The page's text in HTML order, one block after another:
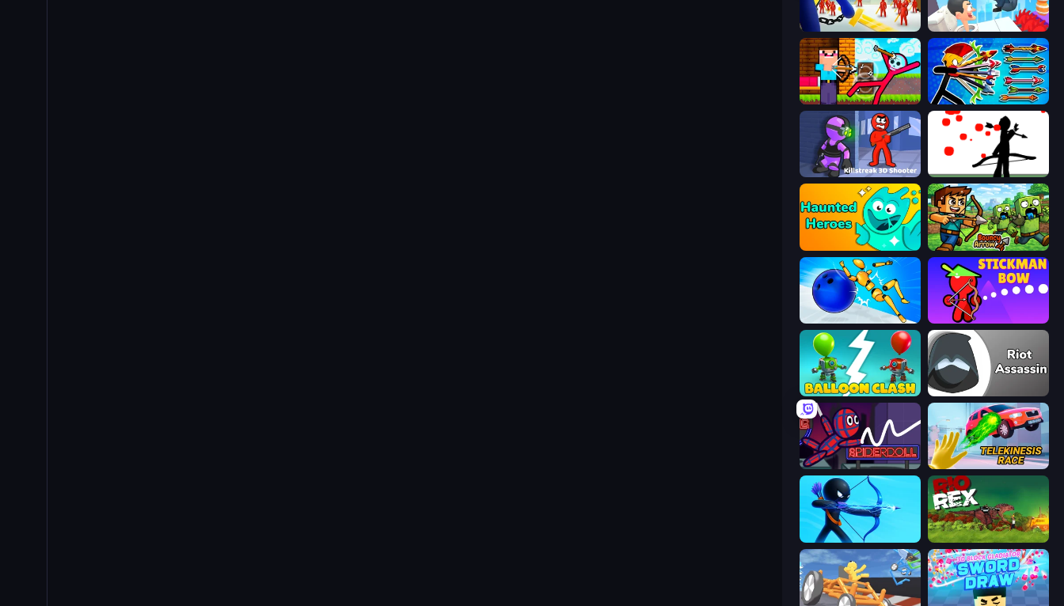
Slasher Swing Monster: Decisive Battle
Noob Archer vs Stickman Zombie Archer Ragdoll Masters
Killstreak 3D Shooter Bowman
Haunted Heroes Bouncy Arrow
Playground Man! Ragdoll Show! Stickman Bow
Balloon Clash Riot Assassin
SpiderDoll Telekinesis Race 3D
Archers Random Rio Rex